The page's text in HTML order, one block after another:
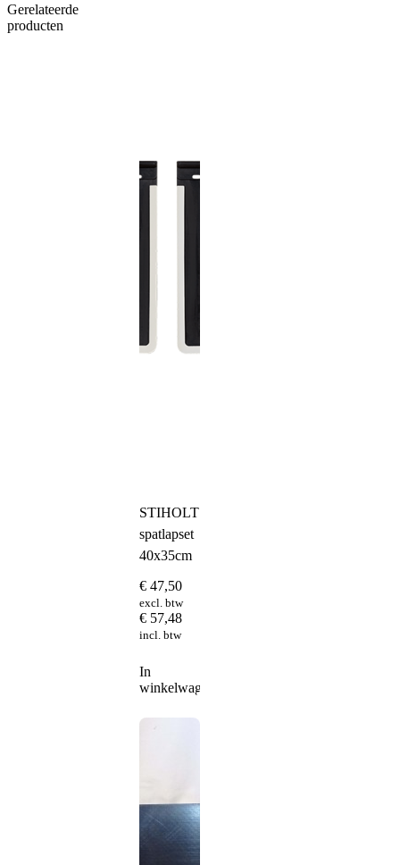
Gerelateerde
producten
STIHOLT
spatlapset
40x35cm
€ 47,50
excl. btw
€ 57,48
incl. btw
In
winkelwagen